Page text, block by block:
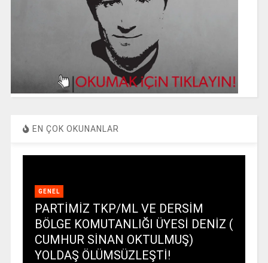
EN ÇOK OKUNANLAR
GENEL
PARTİMİZ TKP/ML VE DERSİM
BÖLGE KOMUTANLIĞI ÜYESİ DENİZ (
CUMHUR SİNAN OKTULMUŞ)
YOLDAŞ ÖLÜMSÜZLEŞTİ!